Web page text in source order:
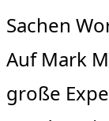
Sachen
Auf Mark
große